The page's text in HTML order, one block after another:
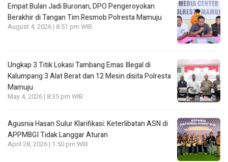
Empat Bulan Jadi Buronan, DPO Pengeroyokan
Berakhir di Tangan Tim Resmob Polresta Mamuju
August 4, 2026 | 8:51 pm WIB
Ungkap 3 Titik Lokasi Tambang Emas Illegal di
Kalumpang 3 Alat Berat dan 12 Mesin disita Polresta
Mamuju
May 4, 2026 | 8:35 pm WIB
Agusnia Hasan Sulur Klarifikasi: Keterlibatan ASN di
APPMBGI Tidak Langgar Aturan
April 28, 2026 | 1:50 pm WIB